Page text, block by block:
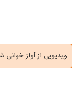
ویدیویی از آواز